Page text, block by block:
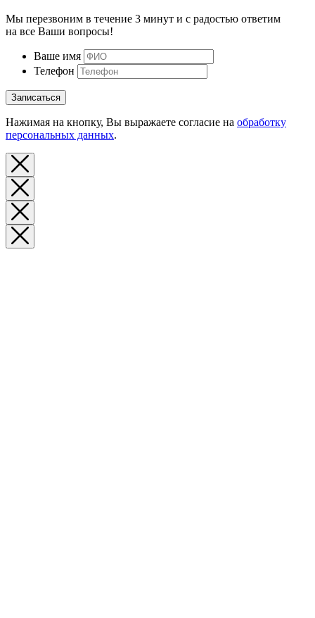
Мы перезвоним в течение 3 минут и с радостью ответим
на все Ваши вопросы!
Ваше имя
Телефон
Записаться
Нажимая на кнопку, Вы выражаете согласие на обработку
персональных данных.